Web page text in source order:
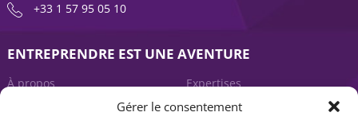
Gérer le consentement
+33 1 57 95 05 10
ENTREPRENDRE EST UNE AVENTURE
À propos
Expertises
Actualités